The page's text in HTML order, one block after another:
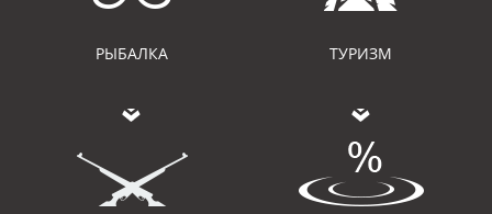
РЫБАЛКА ТУРИЗМ